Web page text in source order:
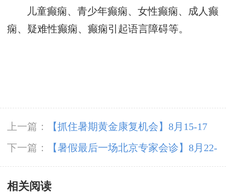
儿童癫痫、青少年癫痫、女性癫痫、成人癫
痫、疑难性癫痫、癫痫引起语言障碍等。
上一篇：
【抓住暑期黄金康复机会】8月15-17
日，首都医科大学附属北京天坛医院杨涛博士空
降成都会诊，速约！
下一篇：
【暑假最后一场北京专家会诊】8月22-
24日，北京大学首钢医院高伟教授亲临成都免费
会诊，助力健康新学
相关阅读